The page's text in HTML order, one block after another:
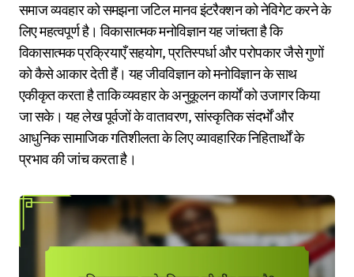
समाज व्यवहार को समझना जटिल मानव इंटरैक्शन को नेविगेट करने के
लिए महत्वपूर्ण है। विकासात्मक मनोविज्ञान यह जांचता है कि
विकासात्मक प्रक्रियाएँ सहयोग, प्रतिस्पर्धा और परोपकार जैसे गुणों
को कैसे आकार देती हैं। यह जीवविज्ञान को मनोविज्ञान के साथ
एकीकृत करता है ताकि व्यवहार के अनुकूलन कार्यों को उजागर किया
जा सके। यह लेख पूर्वजों के वातावरण, सांस्कृतिक संदर्भों और
आधुनिक सामाजिक गतिशीलता के लिए व्यावहारिक निहितार्थों के
प्रभाव की जांच करता है।